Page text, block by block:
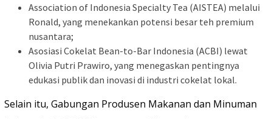
Association of Indonesia Specialty Tea (AISTEA) melalui
Ronald, yang menekankan potensi besar teh premium
nusantara;
Asosiasi Cokelat Bean-to-Bar Indonesia (ACBI) lewat
Olivia Putri Prawiro, yang menegaskan pentingnya
edukasi publik dan inovasi di industri cokelat lokal.
Selain itu, Gabungan Produsen Makanan dan Minuman